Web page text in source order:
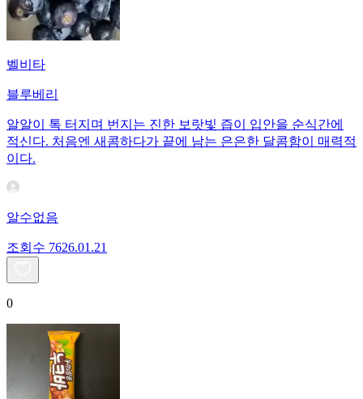
벨비타
블루베리
알알이 톡 터지며 번지는 진한 보랏빛 즙이 입안을 순식간에
적신다. 처음엔 새콤하다가 끝에 남는 은은한 달콤함이 매력적
이다.
알수없음
조회수 7626.01.21
0